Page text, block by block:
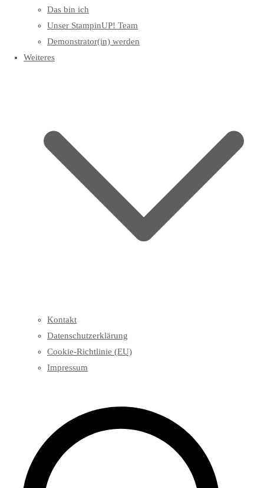
Das bin ich
Unser StampinUP! Team
Demonstrator(in) werden
Weiteres
Kontakt
Datenschutzerklärung
Cookie-Richtlinie (EU)
Impressum